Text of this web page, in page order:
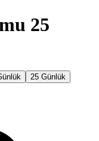
25
25 Günlük